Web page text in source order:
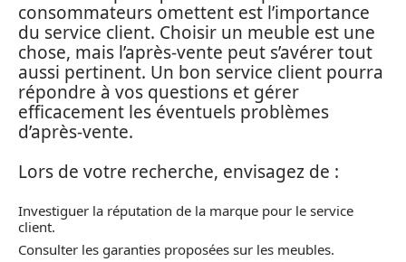
consommateurs omettent est l’importance
du service client. Choisir un meuble est une
chose, mais l’après-vente peut s’avérer tout
aussi pertinent. Un bon service client pourra
répondre à vos questions et gérer
efficacement les éventuels problèmes
d’après-vente.
Lors de votre recherche, envisagez de :
Investiguer la réputation de la marque pour le service
client.
Consulter les garanties proposées sur les meubles.